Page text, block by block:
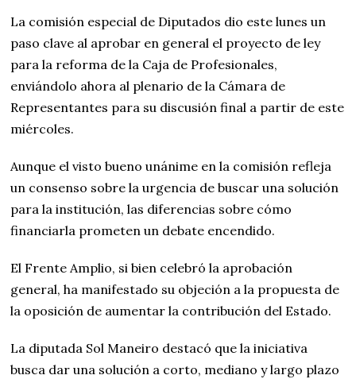
La comisión especial de Diputados dio este lunes un
paso clave al aprobar en general el proyecto de ley
para la reforma de la Caja de Profesionales,
enviándolo ahora al plenario de la Cámara de
Representantes para su discusión final a partir de este
miércoles.
Aunque el visto bueno unánime en la comisión refleja
un consenso sobre la urgencia de buscar una solución
para la institución, las diferencias sobre cómo
financiarla prometen un debate encendido.
El Frente Amplio, si bien celebró la aprobación
general, ha manifestado su objeción a la propuesta de
la oposición de aumentar la contribución del Estado.
La diputada Sol Maneiro destacó que la iniciativa
busca dar una solución a corto, mediano y largo plazo